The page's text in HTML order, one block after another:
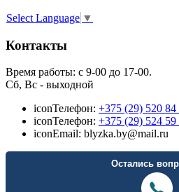
Select Language ▼
Контакты
Время работы: с 9-00 до 17-00.
Сб, Вс - выходной
iconТелефон: +375 (29) 520 84
iconТелефон: +375 (29) 524 59
iconEmail: blyzka.by@mail.ru